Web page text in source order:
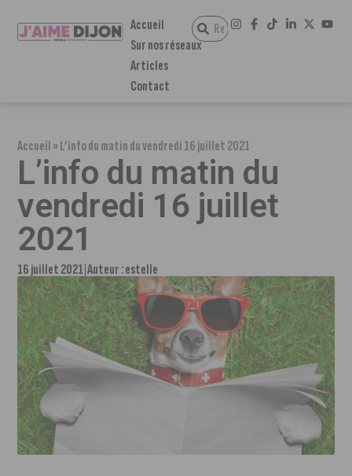
Accueil
Sur nos réseaux
Articles
Contact
Accueil»L’info du matin du vendredi 16 juillet 2021
L’info du matin du
vendredi 16 juillet
2021
16 juillet 2021 Auteur :estelle